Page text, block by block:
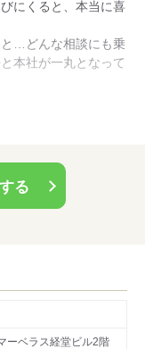
も全く違う社員同士
ーティングを開催し
り、社員旅行や日帰
係が良好な我が社だ
う条件が出てくる
にくると、本当に喜
…どんな相談にも乗
本社が一丸となって
思いませんか？
す！
る
ベラス経堂ビル2階